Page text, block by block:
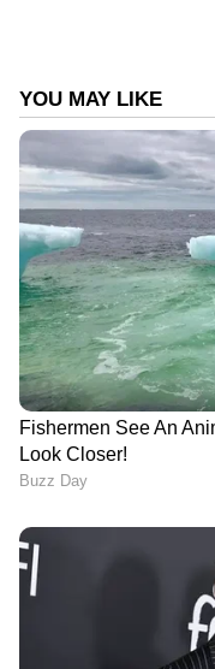
ബസിന് പെട്ടെന്ന്
പൊട്ടിത്തെറിച്ച്
മാറുകയും
ആഘാതം
ഇടിയുടെ
ഏകദേശം 50
സമീപം ട്രാഫിക്
കാറുകളിലേക്കും
ബസിലുണ്ടായിരുന്ന
മരണപ്പെട്ടു.
പൂർണ്ണമായും
കത്തിക്കരിഞ്ഞ
32ലധികം